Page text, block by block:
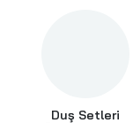
Duş Başlıkları